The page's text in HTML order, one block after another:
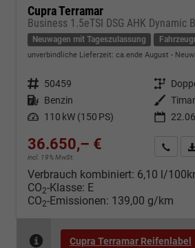
Cupra Terramar
Neuwagen mit Tageszulassung
unverbindliche Lieferzeit: ca.ende August
Fahrzeugnr. 50459 Getriebe
Kraftstoff Benzin Außenfarbe
Leistung 110 kW (150 PS)
36.650,– €
incl. 19% MwSt.
Verbrauch kombiniert: 6,10 l/
CO2-Klasse: E
CO2-Emissionen: 139,00 g/km
Cupra Terramar Reifenlabel